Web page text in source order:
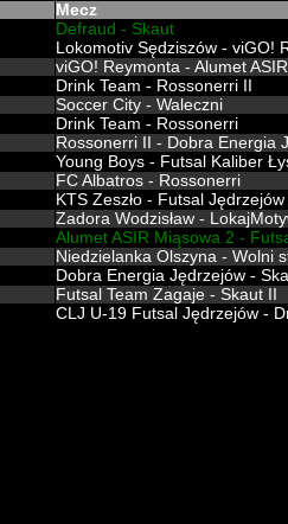
Mecz
Defraud - Skaut
Lokomotiv Sędziszów - viGO!
viGO! Reymonta - Alumet
Drink Team - Rossonerri II
Soccer City - Waleczni
Drink Team - Rossonerri
Rossonerri II - Dobra Energia
Young Boys - Futsal Kaliber
FC Albatros - Rossonerri
KTS Zeszło - Futsal Jędrzejów II
Zadora Wodzisław -
Alumet ASIR Miąsowa 2 -
Niedzielanka Olszyna - Wolni
Dobra Energia Jędrzejów -
Futsal Team Zagaje - Skaut II
CLJ U-19 Futsal Jędrzejów -